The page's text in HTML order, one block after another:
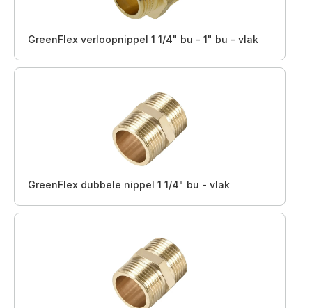
GreenFlex verloopnippel 1 1/4" bu - 1" bu - vlak
GreenFlex dubbele nippel 1 1/4" bu - vlak